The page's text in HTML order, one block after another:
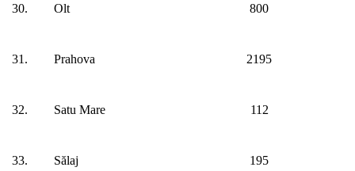
30. Olt 800
31. Prahova 2195
32. Satu Mare 112
33. Sălaj 195